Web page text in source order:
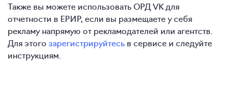
Также вы можете использовать ОРД VK для
отчетности в ЕРИР, если вы размещаете у себя
рекламу напрямую от рекламодателей или агентств.
Для этого зарегистрируйтесь в сервисе и следуйте
инструкциям.